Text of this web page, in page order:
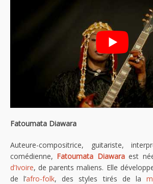
Fatoumata Diawara
Auteure-compositrice, guitariste,
comédienne, Fatoumata Diawaraest
d’Ivoire, de parents maliens. Elle
de l’afro-folk, des styles tirés de la